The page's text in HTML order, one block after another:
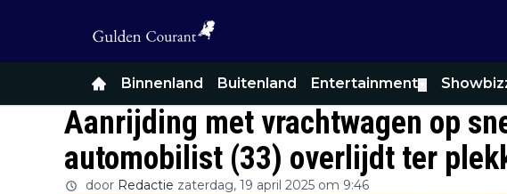
Binnenland Buitenland Entertainment
Aanrijding met vrachtwagen op
automobilist (33) overlijdt ter
door Redactie zaterdag, 19 april 2025 om 9:46